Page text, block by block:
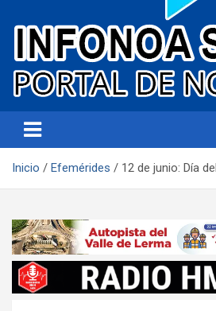
Infonoa Salta
Inicio Efemérides 12 de junio: Día